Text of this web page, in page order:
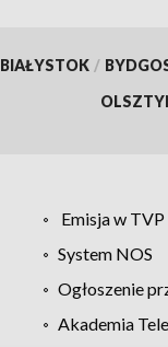
BIAŁYSTOK /
Emisja w TVP
System NOS
Ogłoszenie
Akademia